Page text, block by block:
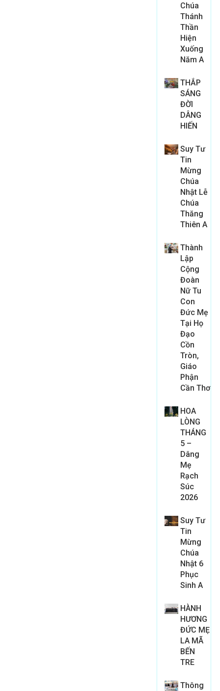
Chúa
Thánh
Thần
Hiện
Xuống
Năm A
THẮP
SÁNG
ĐỜI
DÂNG
HIẾN
Suy Tư
Tin
Mừng
Chúa
Nhật Lễ
Chúa
Thăng
Thiên A
Thành
Lập
Cộng
Đoàn
Nữ Tu
Con
Đức Mẹ
Tại Họ
Đạo
Cồn
Tròn,
Giáo
Phận
Cần Thơ
HOA
LÒNG
THÁNG
5 –
Dâng
Mẹ
Rạch
Súc
2026
Suy Tư
Tin
Mừng
Chúa
Nhật 6
Phục
Sinh A
HÀNH
HƯƠNG
ĐỨC MẸ
LA MÃ
BẾN
TRE
Thông